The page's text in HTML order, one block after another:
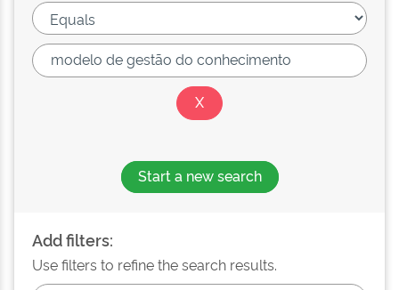
Start a new search
Add filters:
Use filters to refine the search results.